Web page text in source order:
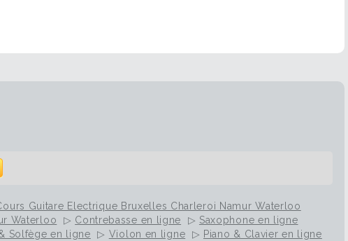
Guitare Electrique Bruxelles Charleroi Namur Waterloo
Waterloo ▷ Contrebasse en ligne ▷ Saxophone en ligne
Solfège en ligne ▷ Violon en ligne ▷ Piano & Clavier en ligne